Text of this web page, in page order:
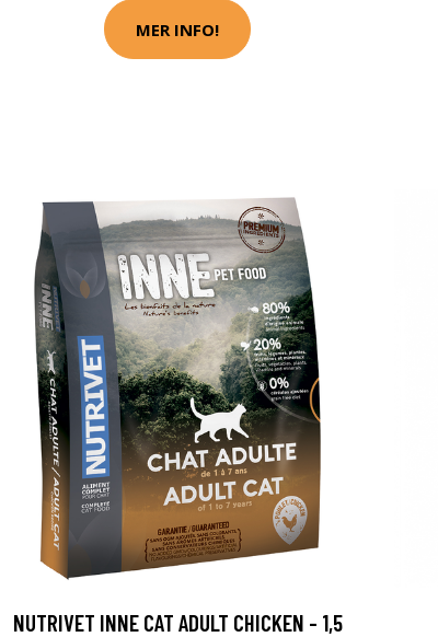
MER INFO!
NUTRIVET INNE CAT ADULT CHICKEN - 1,5